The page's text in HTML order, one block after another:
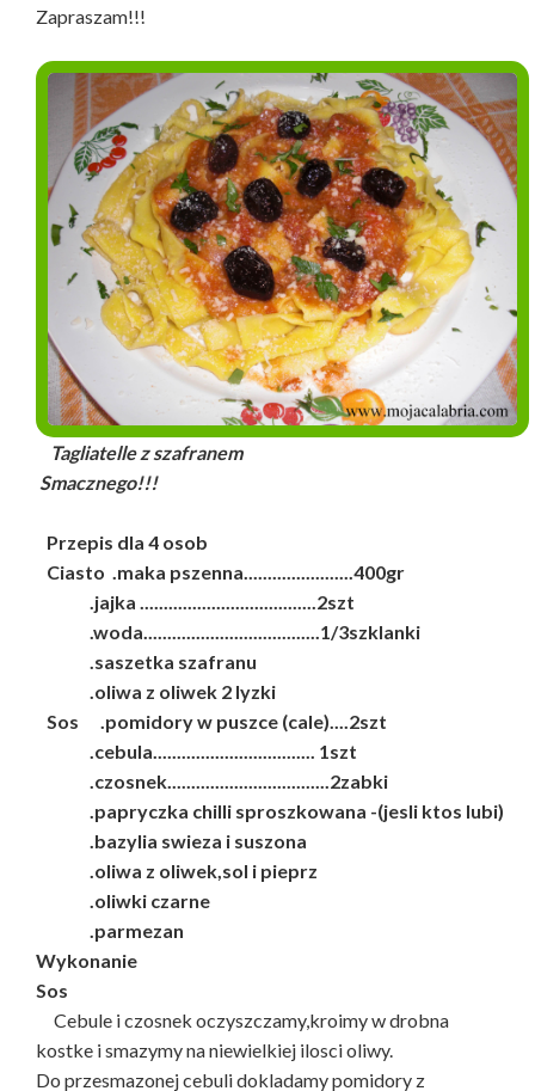
Zapraszam!!!
Tagliatelle z szafranem
Smacznego!!!
Przepis dla 4 osob
Ciasto .maka pszenna.......................400gr
.jajka .....................................2szt
.woda.....................................1/3szklanki
.saszetka szafranu
.oliwa z oliwek 2 lyzki
Sos .pomidory w puszce (cale)....2szt
.cebula.................................. 1szt
.czosnek..................................2zabki
.papryczka chilli sproszkowana -(jesli ktos lubi)
.bazylia swieza i suszona
.oliwa z oliwek,sol i pieprz
.oliwki czarne
.parmezan
Wykonanie
Sos
Cebule i czosnek oczyszczamy,kroimy w drobna
kostke i smazymy na niewielkiej ilosci oliwy.
Do przesmazonej cebuli dokladamy pomidory z